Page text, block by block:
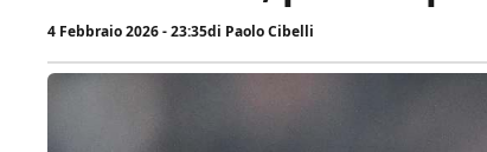
4 Febbraio 2026 - 23:35di Paolo Cibelli